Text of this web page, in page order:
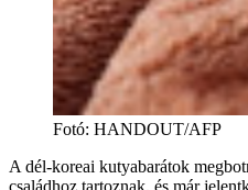
Fotó: HANDOUT/AFP
A dél-koreai kutyabarátok
családhoz tartoznak, és már